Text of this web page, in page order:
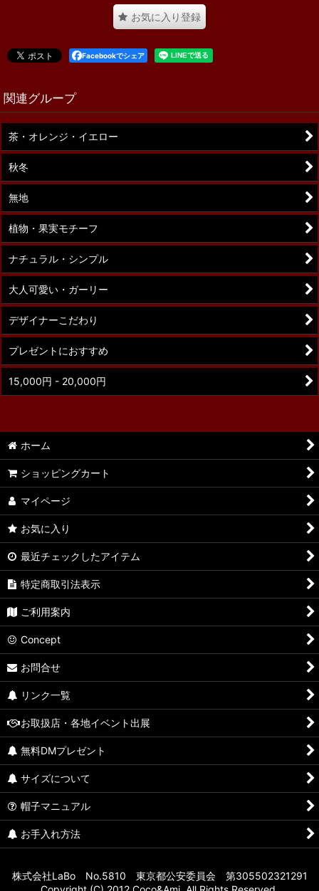
お気に入り登録
Facebookでシェア
関連グループ
茶・オレンジ・イエロー
秋冬
無地
植物・果実モチーフ
ナチュラル・シンプル
大人可愛い・ガーリー
デザイナーこだわり
プレゼントにおすすめ
15,000円 - 20,000円
ホーム
ショッピングカート
マイページ
お気に入り
最近チェックしたアイテム
特定商取引法表示
ご利用案内
Concept
お問合せ
リンク一覧
お取扱店・各地イベント出展
無料DMプレゼント
サイズについて
帽子マニュアル
お手入れ方法
株式会社LaBo No.5810 東京都公安委員会 第305502321291